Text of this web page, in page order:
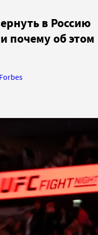
в Россию
почему об этом